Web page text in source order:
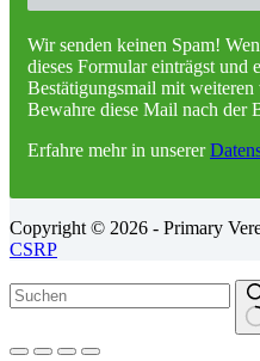
Wir senden keinen Spam!
dieses Formular einträgst und
Bestätigungsmail mit
Bewahre diese Mail nach der
Erfahre mehr in unserer
Copyright © 2026 - Primary
CSRP
Keine